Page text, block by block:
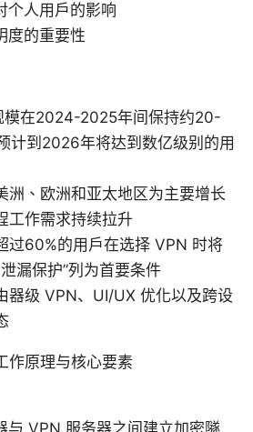
个人用户的影响
度的重要性
模在2024-2025年间保持约20-
计到2026年将达到数亿级别的用
洲、欧洲和亚太地区为主要增长
工作需求持续拉升
过60%的用户在选择 VPN 时将
漏保护”列为首要条件
器级 VPN、UI/UX 优化以及跨设
作原理与核心要素